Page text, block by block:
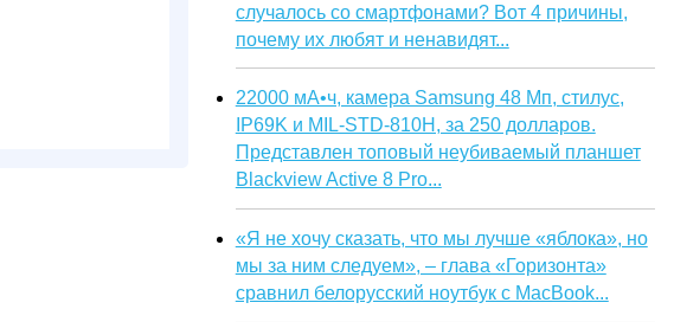
случалось со смартфонами? Вот 4 причины,
почему их любят и ненавидят...
22000 мА•ч, камера Samsung 48 Мп, стилус,
IP69K и MIL-STD-810H, за 250 долларов.
Представлен топовый неубиваемый планшет
Blackview Active 8 Pro...
«Я не хочу сказать, что мы лучше «яблока», но
мы за ним следуем», – глава «Горизонта»
сравнил белорусский ноутбук с MacBook...